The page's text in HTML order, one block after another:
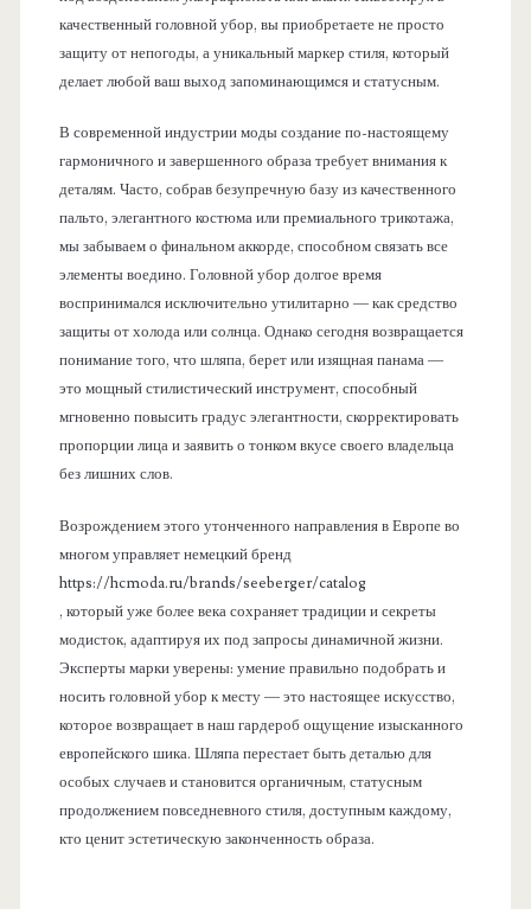
качественный головной убор, вы приобретаете не просто
защиту от непогоды, а уникальный маркер стиля, который
делает любой ваш выход запоминающимся и статусным.
В современной индустрии моды создание по-настоящему
гармоничного и завершенного образа требует внимания к
деталям. Часто, собрав безупречную базу из качественного
пальто, элегантного костюма или премиального трикотажа,
мы забываем о финальном аккорде, способном связать все
элементы воедино. Головной убор долгое время
воспринимался исключительно утилитарно — как средство
защиты от холода или солнца. Однако сегодня возвращается
понимание того, что шляпа, берет или изящная панама —
это мощный стилистический инструмент, способный
мгновенно повысить градус элегантности, скорректировать
пропорции лица и заявить о тонком вкусе своего владельца
без лишних слов.
Возрождением этого утонченного направления в Европе во
многом управляет немецкий бренд
https://hcmoda.ru/brands/seeberger/catalog
, который уже более века сохраняет традиции и секреты
модисток, адаптируя их под запросы динамичной жизни.
Эксперты марки уверены: умение правильно подобрать и
носить головной убор к месту — это настоящее искусство,
которое возвращает в наш гардероб ощущение изысканного
европейского шика. Шляпа перестает быть деталью для
особых случаев и становится органичным, статусным
продолжением повседневного стиля, доступным каждому,
кто ценит эстетическую законченность образа.